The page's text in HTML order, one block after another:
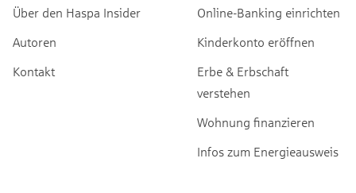
Über den Haspa Insider
Autoren
Kontakt
Online-Banking einrichten
Kinderkonto eröffnen
Erbe & Erbschaft
verstehen
Wohnung finanzieren
Infos zum Energieausweis